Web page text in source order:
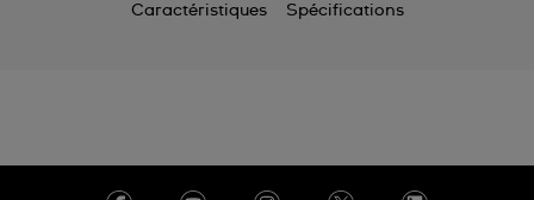
Caractéristiques Spécifications